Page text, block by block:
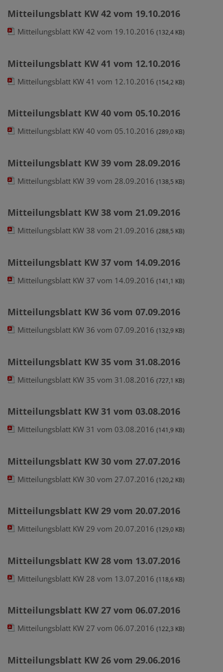
Mitteilungsblatt KW 42 vom 19.10.2016
Mitteilungsblatt KW 42 vom 19.10.2016 (132,4 KB)
Mitteilungsblatt KW 41 vom 12.10.2016
Mitteilungsblatt KW 41 vom 12.10.2016 (154,2 KB)
Mitteilungsblatt KW 40 vom 05.10.2016
Mitteilungsblatt KW 40 vom 05.10.2016 (289,0 KB)
Mitteilungsblatt KW 39 vom 28.09.2016
Mitteilungsblatt KW 39 vom 28.09.2016 (138,5 KB)
Mitteilungsblatt KW 38 vom 21.09.2016
Mitteilungsblatt KW 38 vom 21.09.2016 (288,5 KB)
Mitteilungsblatt KW 37 vom 14.09.2016
Mitteilungsblatt KW 37 vom 14.09.2016 (141,1 KB)
Mitteilungsblatt KW 36 vom 07.09.2016
Mitteilungsblatt KW 36 vom 07.09.2016 (132,9 KB)
Mitteilungsblatt KW 35 vom 31.08.2016
Mitteilungsblatt KW 35 vom 31.08.2016 (727,1 KB)
Mitteilungsblatt KW 31 vom 03.08.2016
Mitteilungsblatt KW 31 vom 03.08.2016 (141,9 KB)
Mitteilungsblatt KW 30 vom 27.07.2016
Mitteilungsblatt KW 30 vom 27.07.2016 (120,2 KB)
Mitteilungsblatt KW 29 vom 20.07.2016
Mitteilungsblatt KW 29 vom 20.07.2016 (129,0 KB)
Mitteilungsblatt KW 28 vom 13.07.2016
Mitteilungsblatt KW 28 vom 13.07.2016 (118,6 KB)
Mitteilungsblatt KW 27 vom 06.07.2016
Mitteilungsblatt KW 27 vom 06.07.2016 (122,3 KB)
Mitteilungsblatt KW 26 vom 29.06.2016